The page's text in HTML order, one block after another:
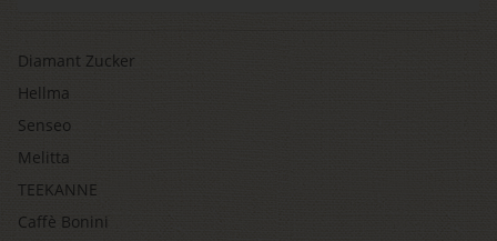
Diamant Zucker
Hellma
Senseo
Melitta
TEEKANNE
Caffè Bonini